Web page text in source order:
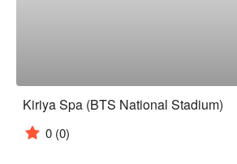
Kiriya Spa (BTS National Stadium)
0 (0)